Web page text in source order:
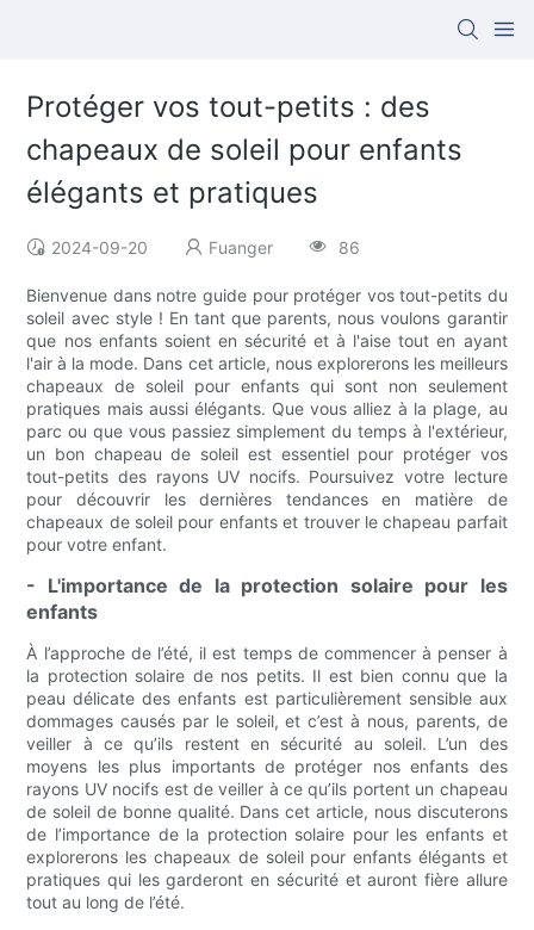
Protéger vos tout-petits : des
chapeaux de soleil pour enfants
élégants et pratiques
2024-09-20 Fuanger 86
Bienvenue dans notre guide pour protéger vos tout-petits du
soleil avec style ! En tant que parents, nous voulons garantir
que nos enfants soient en sécurité et à l'aise tout en ayant
l'air à la mode. Dans cet article, nous explorerons les meilleurs
chapeaux de soleil pour enfants qui sont non seulement
pratiques mais aussi élégants. Que vous alliez à la plage, au
parc ou que vous passiez simplement du temps à l'extérieur,
un bon chapeau de soleil est essentiel pour protéger vos
tout-petits des rayons UV nocifs. Poursuivez votre lecture
pour découvrir les dernières tendances en matière de
chapeaux de soleil pour enfants et trouver le chapeau parfait
pour votre enfant.
- L'importance de la protection solaire pour les
enfants
À l’approche de l’été, il est temps de commencer à penser à
la protection solaire de nos petits. Il est bien connu que la
peau délicate des enfants est particulièrement sensible aux
dommages causés par le soleil, et c’est à nous, parents, de
veiller à ce qu’ils restent en sécurité au soleil. L’un des
moyens les plus importants de protéger nos enfants des
rayons UV nocifs est de veiller à ce qu’ils portent un chapeau
de soleil de bonne qualité. Dans cet article, nous discuterons
de l’importance de la protection solaire pour les enfants et
explorerons les chapeaux de soleil pour enfants élégants et
pratiques qui les garderont en sécurité et auront fière allure
tout au long de l’été.